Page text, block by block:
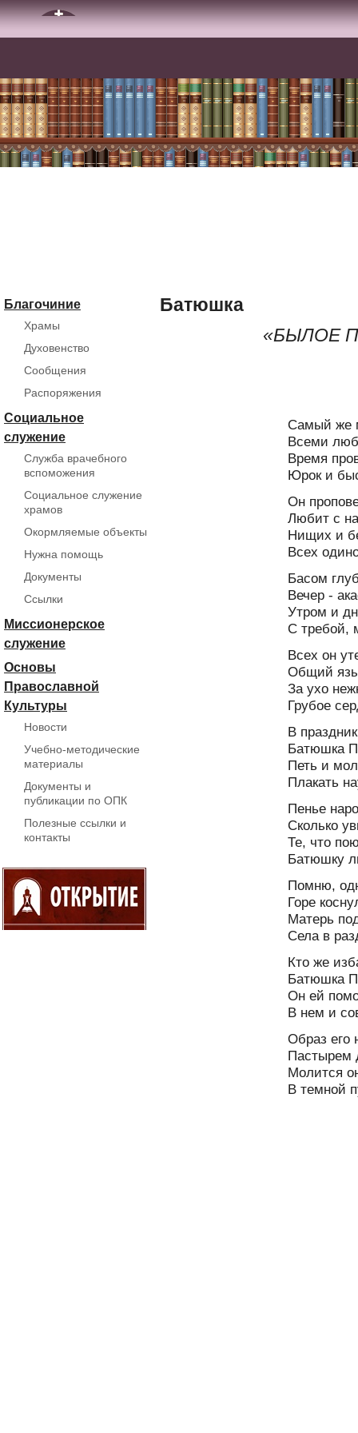
Благочиние
Храмы
Духовенство
Сообщения
Распоряжения
Социальное
служение
Служба врачебного
вспоможения
Социальное служение
храмов
Окормляемые объекты
Нужна помощь
Документы
Ссылки
Миссионерское
служение
Основы
Православной
Культуры
Новости
Учебно-методические
материалы
Документы и
публикации по ОПК
Полезные ссылки и
контакты
Батюшка
«БЫЛОЕ
Самый же
Всеми
Время
Юрок и
Он
Любит с
Нищих и
Всех
Басом
Вечер -
Утром и
С требой,
Всех он
Общий
За ухо
Грубое
В
Батюшка
Петь и
Плакать
Пенье
Сколько
Те, что
Батюшку
Помню,
Горе
Матерь
Села в
Кто же
Батюшка
Он ей
В нем и
Образ его
Пастырем
Молится
В темной